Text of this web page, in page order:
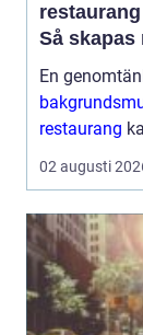
Så skapas
för mat,
stämning
En
restaurang
skillnaden
lokal som
plats där de
02 augusti